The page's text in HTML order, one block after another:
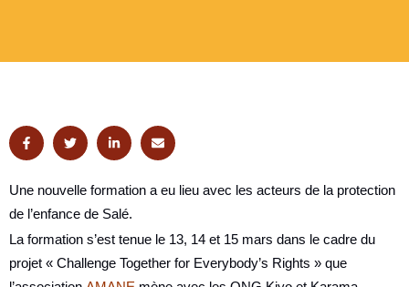
Une nouvelle formation a eu lieu avec les acteurs de la protection
de l’enfance de Salé.
La formation s’est tenue le 13, 14 et 15 mars dans le cadre du
projet « Challenge Together for Everybody’s Rights » que